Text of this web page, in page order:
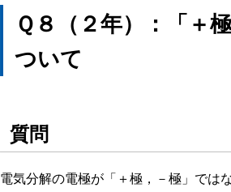
英語 道徳
Ｑ８（２年）：「＋
ついて
質問
電気分解の電極が「＋極，－極」では